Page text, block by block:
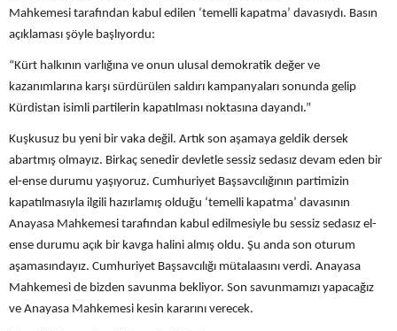
Mahkemesi tarafından kabul edilen ‘temelli kapatma’ davasıydı. Basın
açıklaması şöyle başlıyordu:
“Kürt halkının varlığına ve onun ulusal demokratik değer ve
kazanımlarına karşı sürdürülen saldırı kampanyaları sonunda gelip
Kürdistan isimli partilerin kapatılması noktasına dayandı.”
Kuşkusuz bu yeni bir vaka değil. Artık son aşamaya geldik dersek
abartmış olmayız. Birkaç senedir devletle sessiz sedasız devam eden bir
el-ense durumu yaşıyoruz. Cumhuriyet Başsavcılığının partimizin
kapatılmasıyla ilgili hazırlamış olduğu ‘temelli kapatma’ davasının
Anayasa Mahkemesi tarafından kabul edilmesiyle bu sessiz sedasız el-
ense durumu açık bir kavga halini almış oldu. Şu anda son oturum
aşamasındayız. Cumhuriyet Başsavcılığı mütalaasını verdi. Anayasa
Mahkemesi de bizden savunma bekliyor. Son savunmamızı yapacağız
ve Anayasa Mahkemesi kesin kararını verecek.